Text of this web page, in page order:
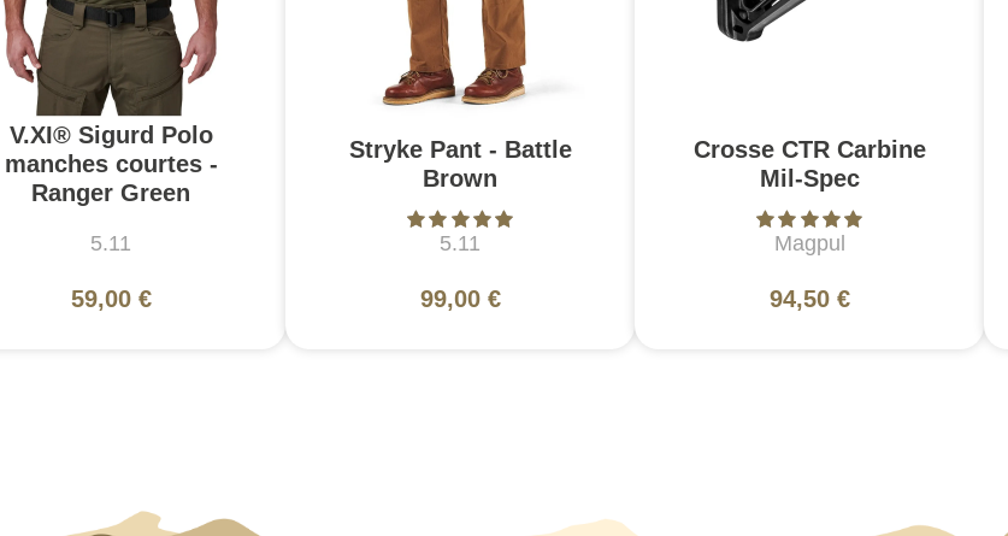
V.XI® Sigurd Polo
manches courtes -
Ranger Green
5.11
59,00 €
Stryke Pant - Battle
Brown
5.11
99,00 €
Crosse CTR Carbine
Mil-Spec
Magpul
94,50 €